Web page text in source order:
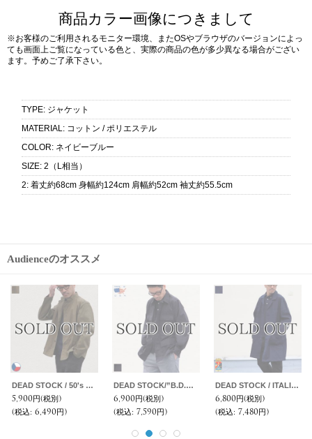
商品カラー画像につきまして
※お客様のご利用されるモニター環境、またOSやブラウザのバージョンによっ
ても画面上ご覧になっている色と、実際の商品の色が多少異なる場合がござい
ます。予めご了承下さい。
TYPE: ジャケット
MATERIAL: コットン / ポリエステル
COLOR: ネイビーブルー
SIZE: 2（L相当）
2: 着丈約68cm 身幅約124cm 肩幅約52cm 袖丈約55.5cm
Audienceのオススメ
DEAD STOCK/FRENCH OPEN BUCKLE CANVAS BELT (フランス陸軍 オープンバックル キャンバスペルト）
1,900円(税別)
(税込: 2,090円)
DEAD STOCK/FRENCH OPEN BUCKLE CANVAS BELT (フランス陸軍 オープンバックル キャンバスペルト）
2,800円(税別)
(税込: 3,080円)
DEAD STOCK/Canadian Armed CADPAT BELT(カナダ軍 CADPATキャンバスペルト）
1,900円(税別)
(税込: 2,090円)